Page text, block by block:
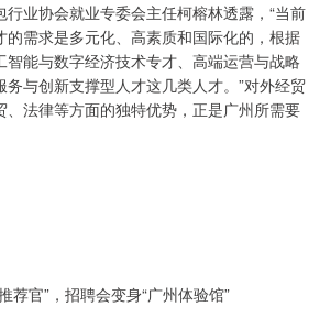
业协会就业专委会主任柯榕林透露，“当前
的需求是多元化、高素质和国际化的，根据
能与数字经济技术专才、高端运营与战略
与创新支撑型人才这几类人才。”对外经贸
、法律等方面的独特优势，正是广州所需要
荐官”，招聘会变身“广州体验馆”